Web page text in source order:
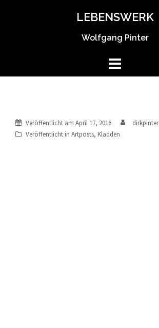
LEBENSWERK
Wolfgang Pinter
Veröffentlicht am April 17, 2016
dirkpinter
Veröffentlicht in Artposts, Kladden